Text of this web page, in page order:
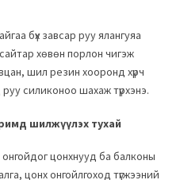
бүх завсар руу ялангуяа
хөвөн порлон чигэж
шил резин хооронд хүрч
силиконоо шахаж түрхэнэ.
шилжүүлэх тухай
цонхнууд ба балконы
цонх онгойлгоход түгжээний